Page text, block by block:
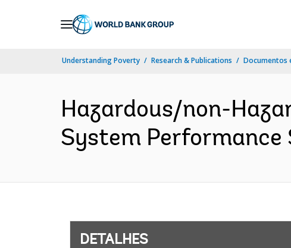
Understanding Poverty Research & Publications Documentos
Hazardous/non-
System Performance
DETALHES